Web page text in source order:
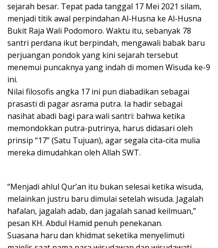
sejarah besar. Tepat pada tanggal 17 Mei 2021 silam,
menjadi titik awal perpindahan Al-Husna ke Al-Husna
Bukit Raja Wali Podomoro. Waktu itu, sebanyak 78
santri perdana ikut berpindah, mengawali babak baru
perjuangan pondok yang kini sejarah tersebut
menemui puncaknya yang indah di momen Wisuda ke-9
ini.
Nilai filosofis angka 17 ini pun diabadikan sebagai
prasasti di pagar asrama putra. Ia hadir sebagai
nasihat abadi bagi para wali santri: bahwa ketika
memondokkan putra-putrinya, harus didasari oleh
prinsip “17” (Satu Tujuan), agar segala cita-cita mulia
mereka dimudahkan oleh Allah SWT.
“Menjadi ahlul Qur’an itu bukan selesai ketika wisuda,
melainkan justru baru dimulai setelah wisuda. Jagalah
hafalan, jagalah adab, dan jagalah sanad keilmuan,”
pesan KH. Abdul Hamid penuh penekanan.
Suasana haru dan khidmat seketika menyelimuti